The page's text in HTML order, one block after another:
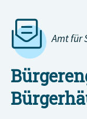
Amt für